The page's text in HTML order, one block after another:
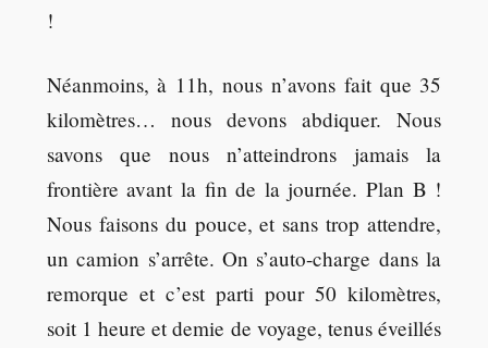
!
Néanmoins, à 11h, nous n’avons fait que 35
kilomètres… nous devons abdiquer. Nous
savons que nous n’atteindrons jamais la
frontière avant la fin de la journée. Plan B !
Nous faisons du pouce, et sans trop attendre,
un camion s’arrête. On s’auto-charge dans la
remorque et c’est parti pour 50 kilomètres,
soit 1 heure et demie de voyage, tenus éveillés